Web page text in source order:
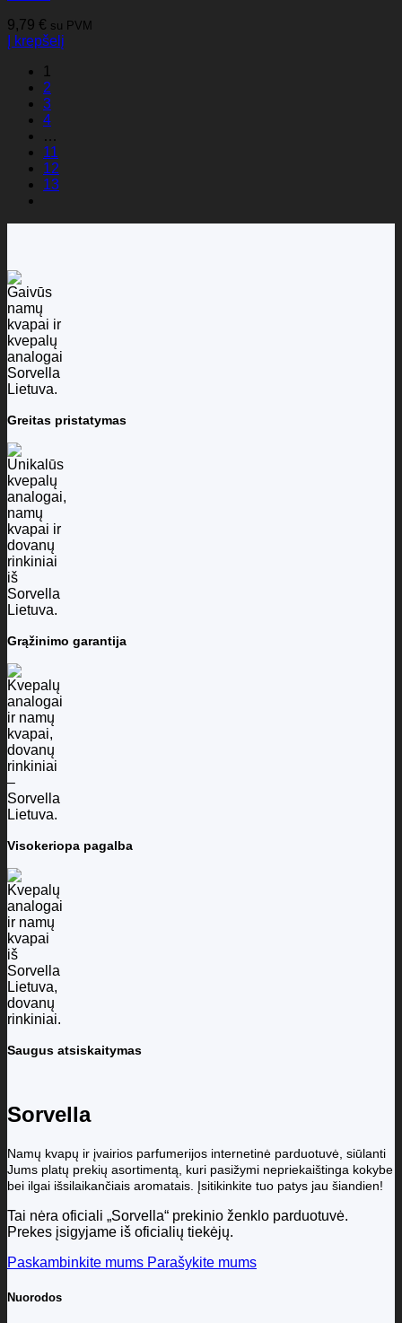
9,79 € su PVM
Į krepšelį
1
2
3
4
…
11
12
13
Greitas pristatymas
Grąžinimo garantija
Visokeriopa pagalba
Saugus atsiskaitymas
Sorvella
Namų kvapų ir įvairios parfumerijos internetinė parduotuvė, siūlanti
Jums platų prekių asortimentą, kuri pasižymi nepriekaištinga kokybe
bei ilgai išsilaikančiais aromatais. Įsitikinkite tuo patys jau šiandien!
Tai nėra oficiali „Sorvella“ prekinio ženklo parduotuvė.
Prekes įsigyjame iš oficialių tiekėjų.
Paskambinkite mums Parašykite mums
Nuorodos